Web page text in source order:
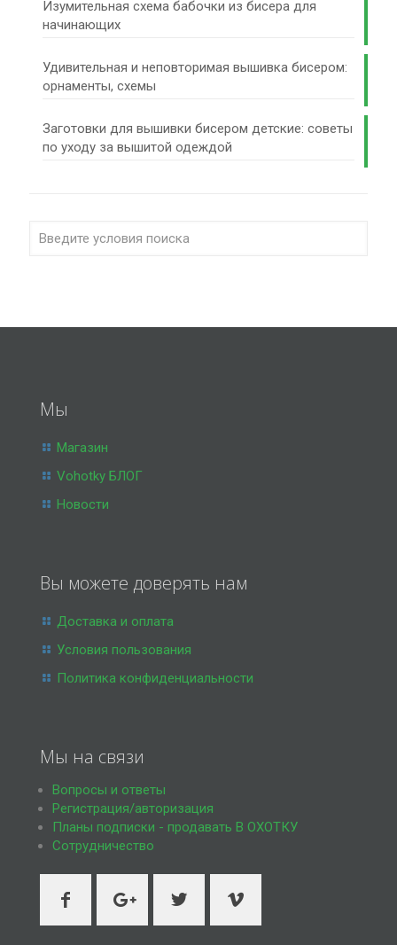
Изумительная схема бабочки из бисера для
начинающих
Удивительная и неповторимая вышивка бисером:
орнаменты, схемы
Заготовки для вышивки бисером детские: советы
по уходу за вышитой одеждой
Мы
Магазин
Vohotky БЛОГ
Новости
Вы можете доверять нам
Доставка и оплата
Условия пользования
Политика конфиденциальности
Мы на связи
Вопросы и ответы
Регистрация/авторизация
Планы подписки - продавать В ОХОТКУ
Сотрудничество